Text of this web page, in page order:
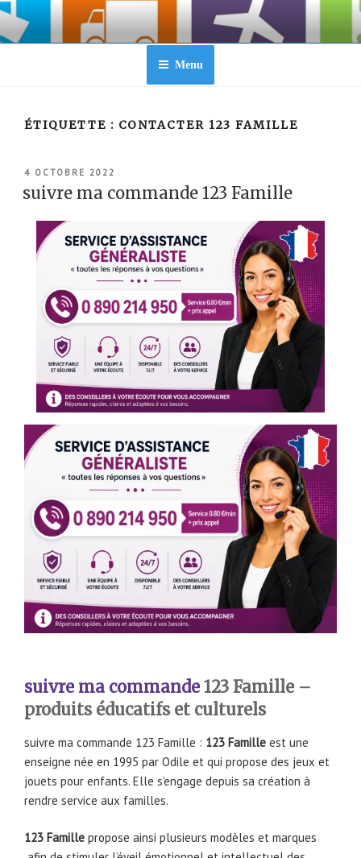
Aller
contenu
Menu
ÉTIQUETTE : CONTACTER 123 FAMILLE
PUBLIÉ
4 OCTOBRE 2022
suivre ma commande 123 Famille
suivre ma commande123 Famille –
produits éducatifs et culturels
suivre ma commande 123 Famille : 123 Famille est une
enseigne née en 1995 par Odile et qui propose des jeux et
jouets pour enfants. Elle s’engage depuis sa création à
rendre service aux familles.
123 Famille propose ainsi plusieurs modèles et marques